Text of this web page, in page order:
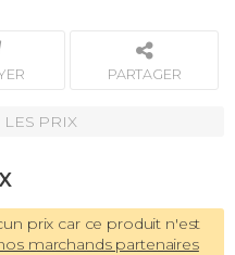
PARTAGER
PRIX
prix car ce produit n'est
marchands partenaires